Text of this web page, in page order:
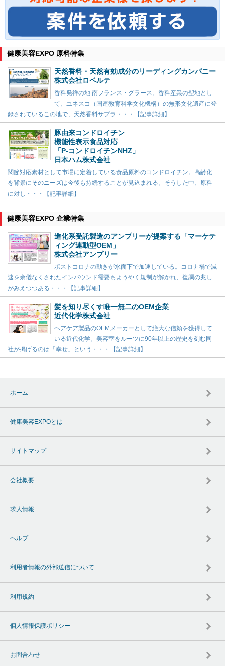
健康美容EXPO 原料特集
天然香料・天然有効成分のリーディングカンパニー
株式会社ロベルテ
香料発祥の地 南フランス・グラース。香料産業の聖地とし
て、ユネスコ（国連教育科学文化機構）の無形文化遺産に登
録されているこの地で、天然香料サプラ・・・【記事詳細】
豚由来コンドロイチン
機能性表示食品対応
「P-コンドロイチンNHZ」
日本ハム株式会社
関節対応素材として市場に定着している食品原料のコンドロイチン。高齢化
を背景にそのニーズは今後も持続することが見込まれる。そうした中、原料
に対し・・・【記事詳細】
健康美容EXPO 企業特集
進化系受託製造のアンプリーが提案する「マーケテ
ィング連動型OEM」
株式会社アンプリー
ポストコロナの動きが水面下で加速している。コロナ禍で減
速を余儀なくされたインバウンド需要もようやく規制が解かれ、復調の兆し
がみえつつある・・・【記事詳細】
髪を知り尽くす唯一無二のOEM企業
近代化学株式会社
ヘアケア製品のOEMメーカーとして絶大な信頼を獲得して
いる近代化学。美容室をルーツに90年以上の歴史を刻む同
社が掲げるのは「幸せ」という・・・【記事詳細】
ホーム
健康美容EXPOとは
サイトマップ
会社概要
求人情報
ヘルプ
利用者情報の外部送信について
利用規約
個人情報保護ポリシー
お問合わせ